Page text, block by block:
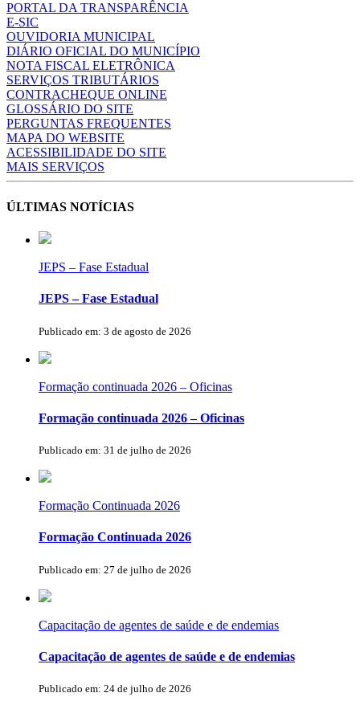
PORTAL DA TRANSPARÊNCIA
E-SIC
OUVIDORIA MUNICIPAL
DIÁRIO OFICIAL DO MUNICÍPIO
NOTA FISCAL ELETRÔNICA
SERVIÇOS TRIBUTÁRIOS
CONTRACHEQUE ONLINE
GLOSSÁRIO DO SITE
PERGUNTAS FREQUENTES
MAPA DO WEBSITE
ACESSIBILIDADE DO SITE
MAIS SERVIÇOS
ÚLTIMAS NOTÍCIAS
JEPS – Fase Estadual
JEPS – Fase Estadual
Publicado em: 3 de agosto de 2026
Formação continuada 2026 – Oficinas
Formação continuada 2026 – Oficinas
Publicado em: 31 de julho de 2026
Formação Continuada 2026
Formação Continuada 2026
Publicado em: 27 de julho de 2026
Capacitação de agentes de saúde e de endemias
Capacitação de agentes de saúde e de endemias
Publicado em: 24 de julho de 2026